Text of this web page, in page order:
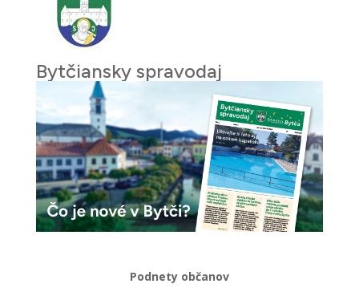
Bytčiansky spravodaj
Podnety občanov